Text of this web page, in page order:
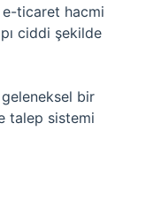
ticaret hacmi
ciddi şekilde
bir
talep sistemi